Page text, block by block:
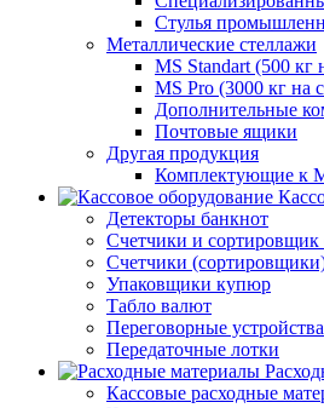
Стулья
Металлические стеллажи
MS Standart (500 кг
MS Pro (3000 кг на
Дополнительные
Почтовые ящики
Другая продукция
Комплектующие к
Детекторы банкнот
Счетчики и сортировщик
Счетчики
Упаковщики купюр
Табло валют
Переговорные устройства
Передаточные лотки
Кассовые расходные